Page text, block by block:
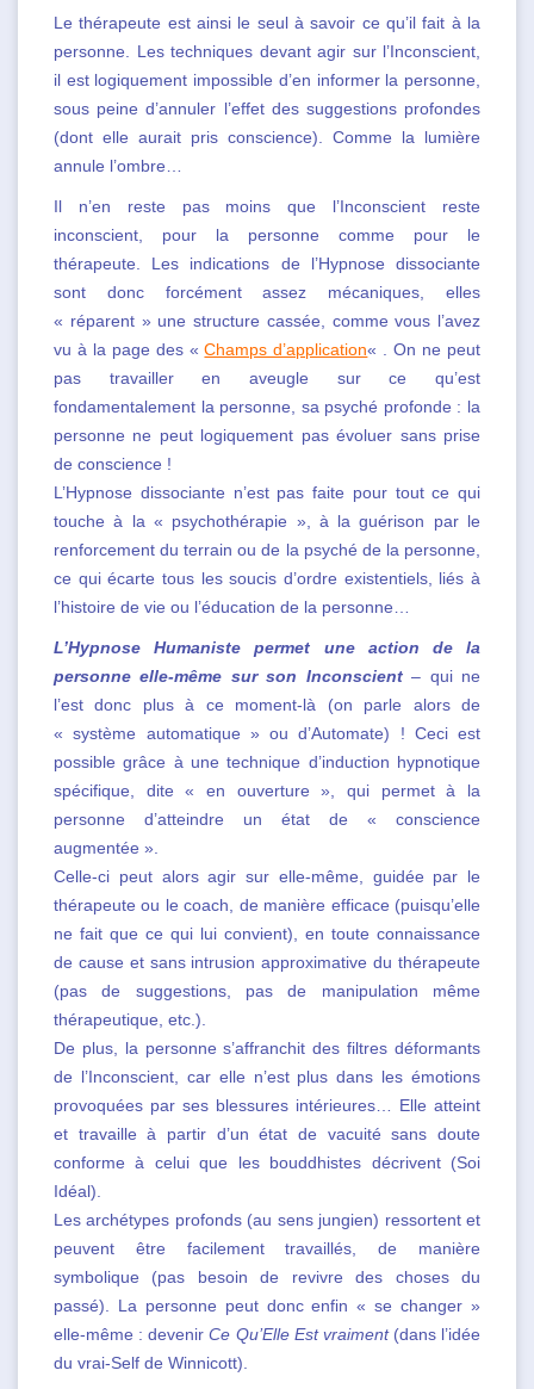
Le thérapeute est ainsi le seul à savoir ce qu’il fait à la
personne. Les techniques devant agir sur l’Inconscient,
il est logiquement impossible d’en informer la personne,
sous peine d’annuler l’effet des suggestions profondes
(dont elle aurait pris conscience). Comme la lumière
annule l’ombre…
Il n’en reste pas moins que l’Inconscient reste
inconscient, pour la personne comme pour le
thérapeute. Les indications de l’Hypnose dissociante
sont donc forcément assez mécaniques, elles
« réparent » une structure cassée, comme vous l’avez
vu à la page des «Champs d’application« . On ne peut
pas travailler en aveugle sur ce qu’est
fondamentalement la personne, sa psyché profonde : la
personne ne peut logiquement pas évoluer sans prise
de conscience !
L’Hypnose dissociante n’est pas faite pour tout ce qui
touche à la « psychothérapie », à la guérison par le
renforcement du terrain ou de la psyché de la personne,
ce qui écarte tous les soucis d’ordre existentiels, liés à
l’histoire de vie ou l’éducation de la personne…
L’Hypnose Humaniste permet une action de la
personne elle-même sur son Inconscient– qui ne
l’est donc plus à ce moment-là (on parle alors de
« système automatique » ou d’Automate) ! Ceci est
possible grâce à une technique d’induction hypnotique
spécifique, dite « en ouverture », qui permet à la
personne d’atteindre un état de « conscience
augmentée ».
Celle-ci peut alors agir sur elle-même, guidée par le
thérapeute ou le coach, de manière efficace (puisqu’elle
ne fait que ce qui lui convient), en toute connaissance
de cause et sans intrusion approximative du thérapeute
(pas de suggestions, pas de manipulation même
thérapeutique, etc.).
De plus, la personne s’affranchit des filtres déformants
de l’Inconscient, car elle n’est plus dans les émotions
provoquées par ses blessures intérieures… Elle atteint
et travaille à partir d’un état de vacuité sans doute
conforme à celui que les bouddhistes décrivent (Soi
Idéal).
Les archétypes profonds (au sens jungien) ressortent et
peuvent être facilement travaillés, de manière
symbolique (pas besoin de revivre des choses du
passé). La personne peut donc enfin « se changer »
elle-même : devenirCe Qu’Elle Est vraiment(dans l’idée
du vrai-Self de Winnicott).